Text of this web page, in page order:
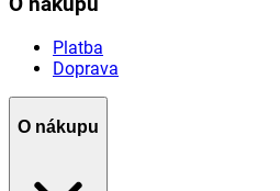
Platba
Doprava
O nákupu